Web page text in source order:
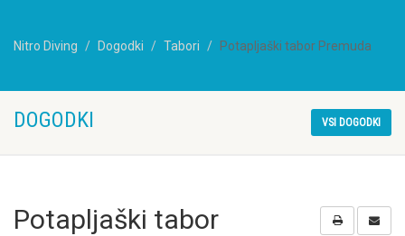
Nitro Diving Dogodki Tabori Potapljaški tabor Premuda
DOGODKI VSI DOGODKI
Potapljaški tabor